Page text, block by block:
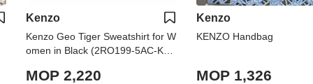
Kenzo
Kenzo Geo Tiger Sweatshirt for W
omen in Black (2RO199-5AC-K02
MOP 2,220
Kenzo
KENZO Handbag
MOP 1,326